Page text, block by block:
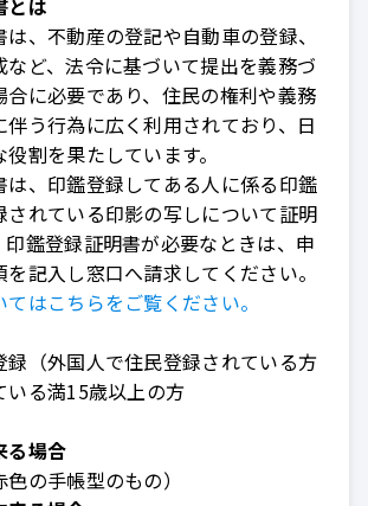
、不動産の登記や自動車の登録、
など、法令に基づいて提出を義務づ
合に必要であり、住民の権利や義務
伴う行為に広く利用されており、日
割を果たしています。
は、印鑑登録してある人に係る印鑑
されている印影の写しについて証明
印鑑登録証明書が必要なときは、申
記入し窓口へ請求してください。
はこちらをご覧ください。
録（外国人で住民登録されている方
いる満15歳以上の方
る場合
の手帳型のもの）